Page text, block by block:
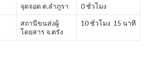
จุดจอด ต.ลำภูรา 0 ชั่วโมง
สถานีขนส่งผู้
โดยสาร จ.ตรัง
10 ชั่วโมง 15 นาที